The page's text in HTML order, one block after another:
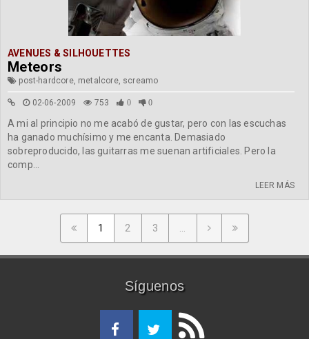
AVENUES & SILHOUETTES
Meteors
post-hardcore, metalcore, screamo
02-06-2009 753 0 0
A mi al principio no me acabó de gustar, pero con las escuchas
ha ganado muchísimo y me encanta. Demasiado
sobreproducido, las guitarras me suenan artificiales. Pero la
comp...
LEER MÁS
1 2 3
Síguenos